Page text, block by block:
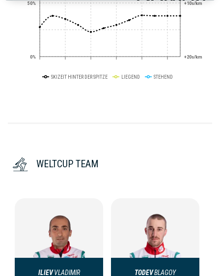
0%
50% +10s/km
+20s/km
SKIZEIT HINTER DER SPITZE LIEGEND STEHEND
WELTCUP TEAM
ILIEV VLADIMIR TODEVBLAGOY